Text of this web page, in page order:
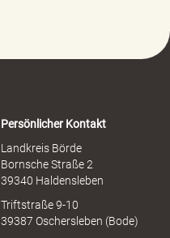
Persönlicher Kontakt
Landkreis Börde
Bornsche Straße 2
39340 Haldensleben
Triftstraße 9-10
39387 Oschersleben (Bode)